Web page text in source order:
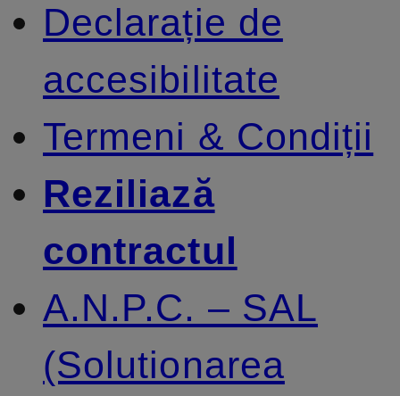
Declarație de
accesibilitate
Termeni & Condiții
Reziliază
contractul
A.N.P.C. – SAL
(Solutionarea